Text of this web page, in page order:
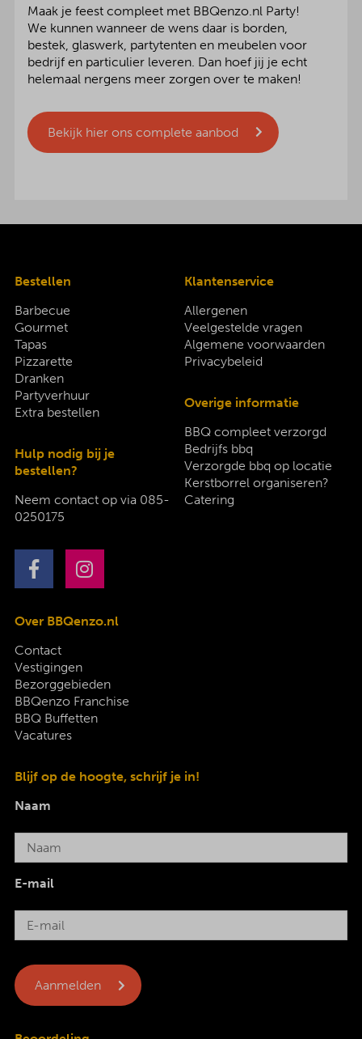
Maak je feest compleet met BBQenzo.nl Party!
We kunnen wanneer de wens daar is borden,
bestek, glaswerk, partytenten en meubelen voor
bedrijf en particulier leveren. Dan hoef jij je echt
helemaal nergens meer zorgen over te maken!
Bekijk hier ons complete aanbod
Bestellen
Barbecue
Gourmet
Tapas
Pizzarette
Dranken
Partyverhuur
Extra bestellen
Hulp nodig bij je
bestellen?
Neem contact op via 085-
0250175
Klantenservice
Allergenen
Veelgestelde vragen
Algemene voorwaarden
Privacybeleid
Overige informatie
BBQ compleet verzorgd
Bedrijfs bbq
Verzorgde bbq op locatie
Kerstborrel organiseren?
Catering
Over BBQenzo.nl
Contact
Vestigingen
Bezorggebieden
BBQenzo Franchise
BBQ Buffetten
Vacatures
Blijf op de hoogte, schrijf je in!
Naam
E-mail